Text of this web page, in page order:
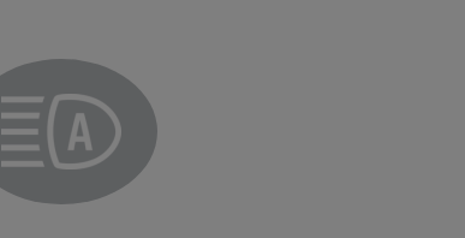
pedalu
Kontrolna lučka samodejnih dolgih luči